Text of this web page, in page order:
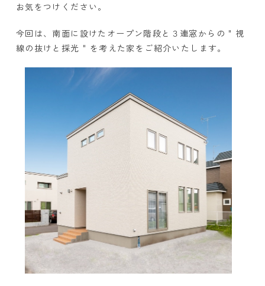
お気をつけください。
今回は、南面に設けたオープン階段と３連窓からの " 視
線の抜けと採光 " を考えた家をご紹介いたします。